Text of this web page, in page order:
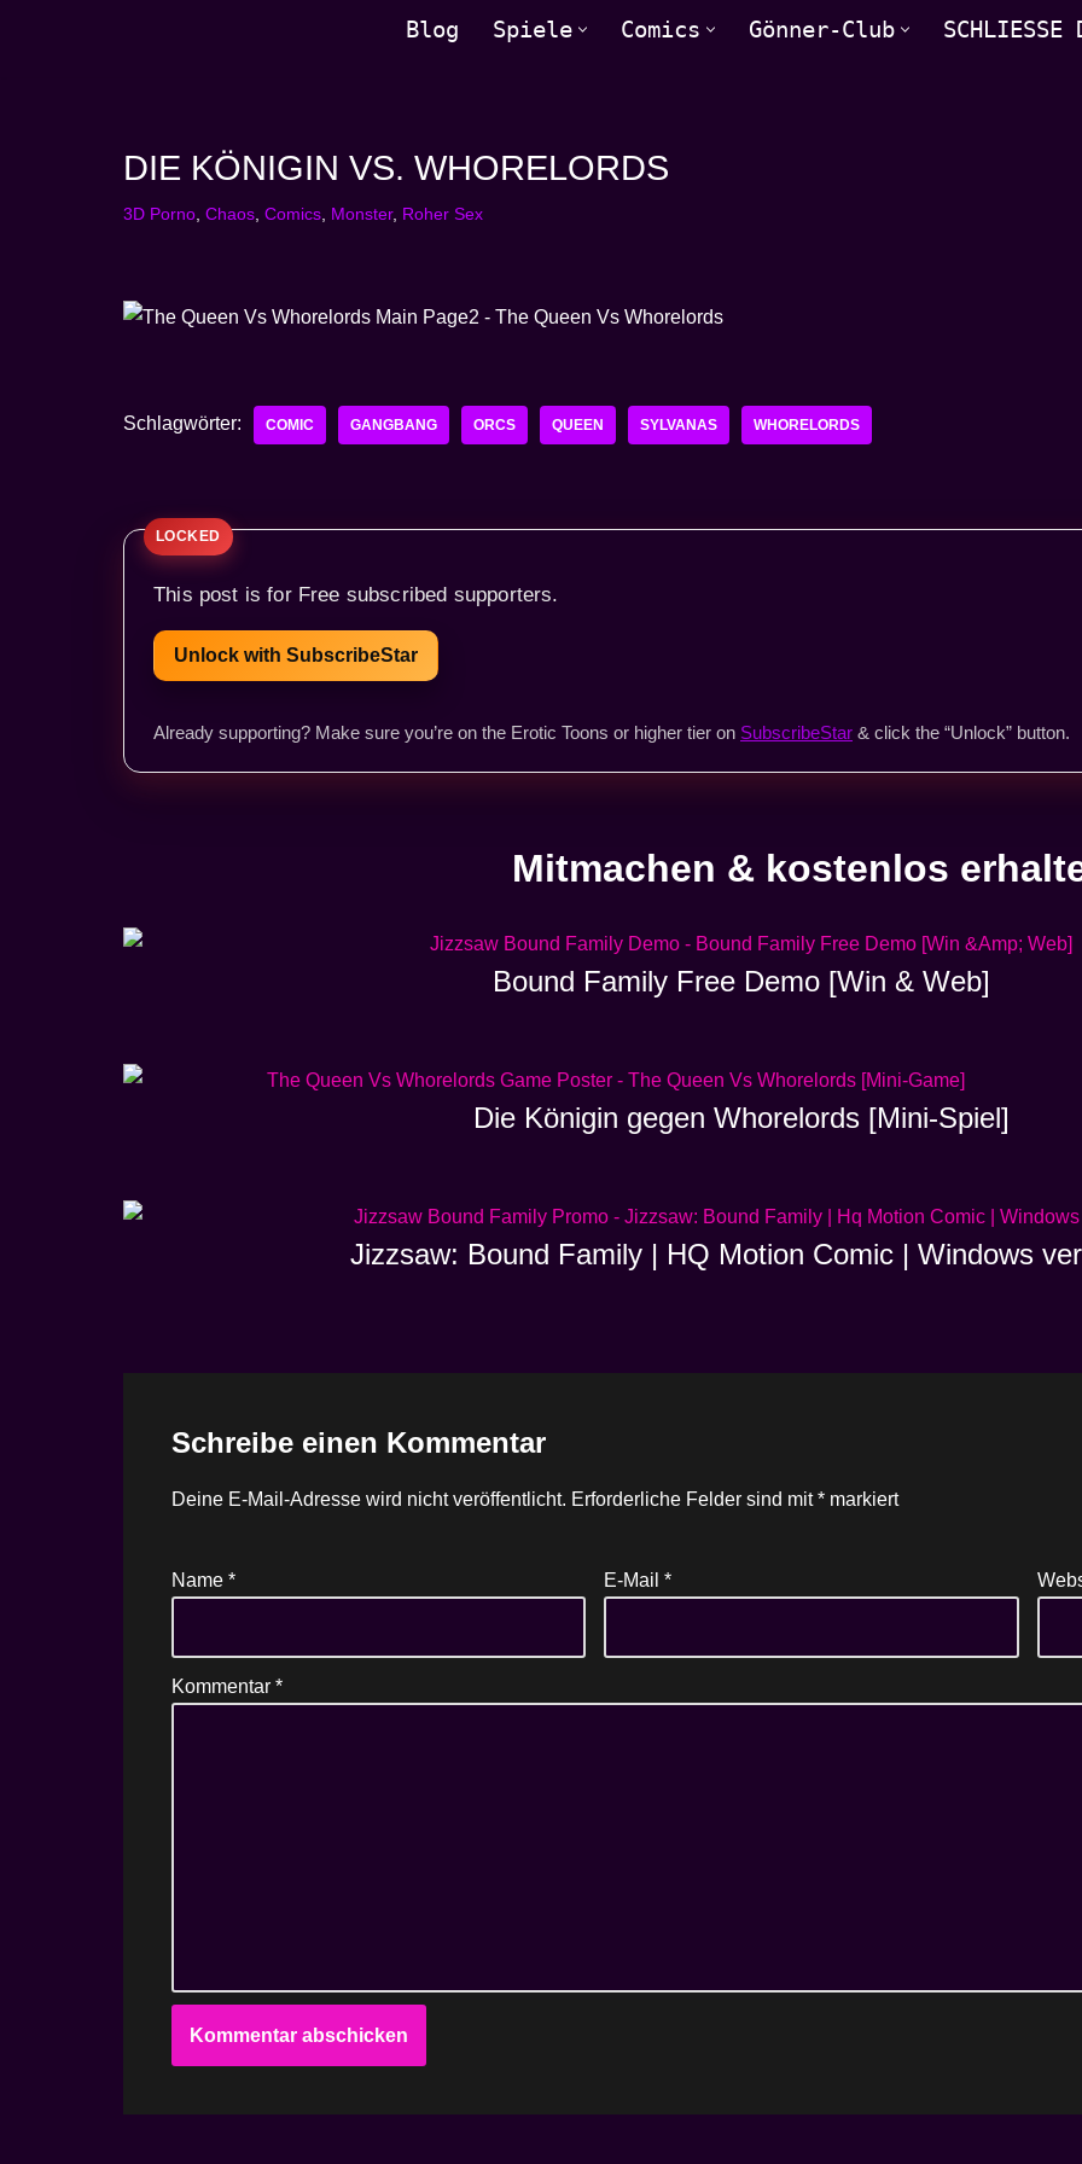
Blog Spiele Comics Gönner-Club SCHLIESSE
DIE KÖNIGIN VS. WHORELORDS
3D Porno Chaos Comics Monster, Roher Sex
Schlagwörter: COMIC GANGBANG ORCS QUEEN SYLVANAS WHORELORDS
This post is for Free subscribed supporters.
Unlock with SubscribeStar
Already supporting? Make sure you’re on the Erotic Toons or higher tier on SubscribeStar & click the “Unlock” button.
Mitmachen & kostenlos
Bound Family Free Demo [Win & Web]
Die Königin gegen Whorelords [Mini-Spiel]
Jizzsaw: Bound Family | HQ Motion Comic | Windows
Schreibe einen Kommentar
Deine E-Mail-Adresse wird nicht veröffentlicht. Erforderliche Felder sind mit* markiert
Name * E-Mail*
Kommentar *